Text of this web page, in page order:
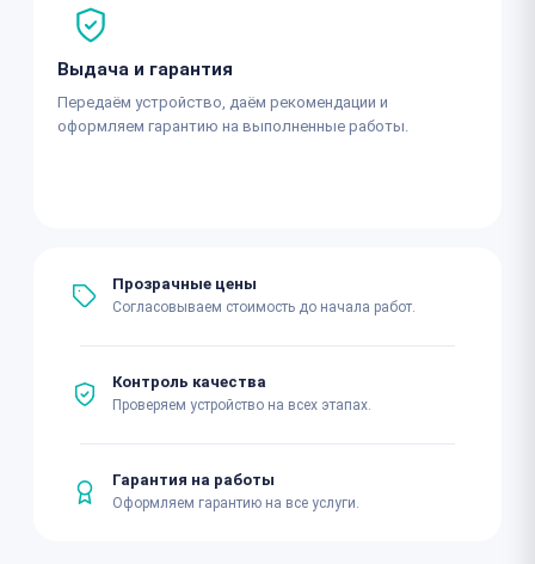
Выдача и гарантия
Передаём устройство, даём рекомендации и
оформляем гарантию на выполненные работы.
Прозрачные цены
Согласовываем стоимость до начала работ.
Контроль качества
Проверяем устройство на всех этапах.
Гарантия на работы
Оформляем гарантию на все услуги.